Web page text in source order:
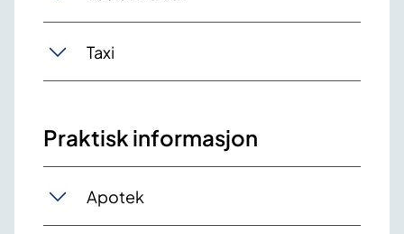
Taxi
Praktisk informasjon
Apotek